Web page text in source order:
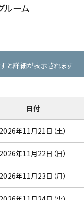
ルーム
と詳細が表示されます
日付
2026年11月21日（土）
2026年11月22日（日）
2026年11月23日（月）